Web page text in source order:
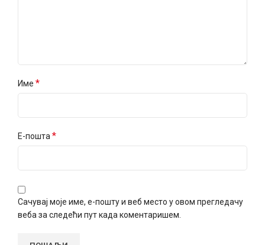
Име *
Е-пошта*
Сачувај моје име, е-пошту и веб место у овом прегледачу
веба за следећи пут када коментаришем.